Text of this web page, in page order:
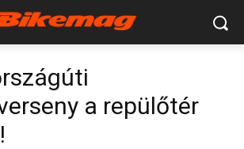
a repülőtér